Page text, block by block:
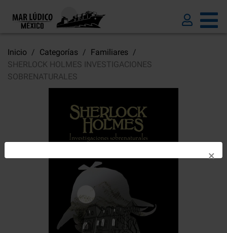
Inicio Categorías
Familiares
SHERLOCK HOLMES INVESTIGACIONES
SOBRENATURALES
×